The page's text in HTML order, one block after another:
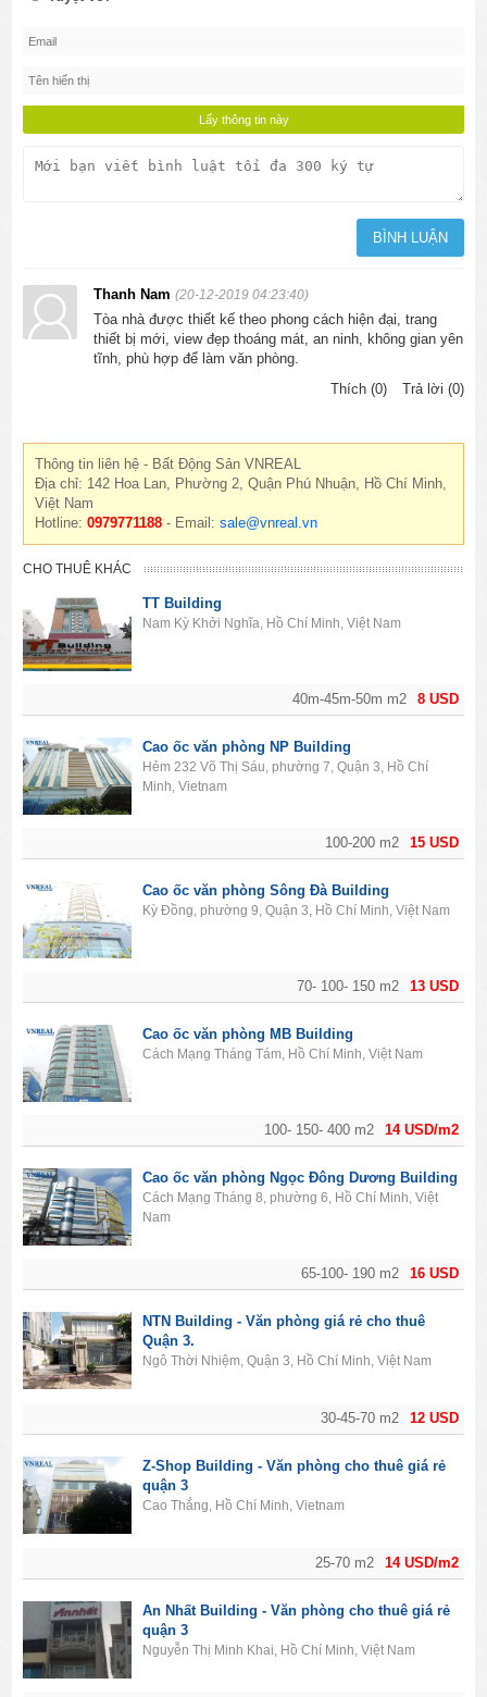
Thanh Nam(20-12-2019 04:23:40)
Tòa nhà được thiết kế theo phong cách hiện đại, trang
thiết bị mới, view đẹp thoáng mát, an ninh, không gian yên
tĩnh, phù hợp để làm văn phòng.
Thích (0)
Trả lời (0)
Thông tin liên hệ - Bất Động Sản VNREAL
Địa chỉ: 142 Hoa Lan, Phường 2, Quận Phú Nhuận, Hồ Chí Minh,
Việt Nam
Hotline:0979771188 - Email:sale@vnreal.vn
CHO THUÊ KHÁC
8 USD
40m-45m-50m m2
TT Building
Nam Kỳ Khởi Nghĩa, Hồ Chí Minh, Việt Nam
15 USD
100-200 m2
Cao ốc văn phòng NP Building
Hẻm 232 Võ Thị Sáu, phường 7, Quận 3, Hồ Chí
Minh, Vietnam
13 USD
70- 100- 150 m2
Cao ốc văn phòng Sông Đà Building
Kỳ Đồng, phường 9, Quận 3, Hồ Chí Minh, Việt Nam
14 USD/m2
100- 150- 400 m2
Cao ốc văn phòng MB Building
Cách Mạng Tháng Tám, Hồ Chí Minh, Việt Nam
16 USD
65-100- 190 m2
Cao ốc văn phòng Ngọc Đông Dương Building
Cách Mạng Tháng 8, phường 6, Hồ Chí Minh, Việt
Nam
12 USD
30-45-70 m2
NTN Building - Văn phòng giá rẻ cho thuê
Quận 3.
Ngô Thời Nhiệm, Quận 3, Hồ Chí Minh, Việt Nam
14 USD/m2
25-70 m2
Z-Shop Building - Văn phòng cho thuê giá rẻ
quận 3
Cao Thắng, Hồ Chí Minh, Vietnam
An Nhất Building - Văn phòng cho thuê giá rẻ
quận 3
Nguyễn Thị Minh Khai, Hồ Chí Minh, Việt Nam